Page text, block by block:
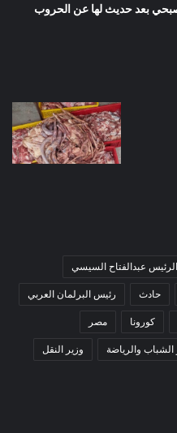
بعد حديث لها عن الحروب
الرئيس عبدالفتاح السيسي
حادث رئيس البرلمان العربي
كورونا مصر
الشباب والرياضة وزير النقل